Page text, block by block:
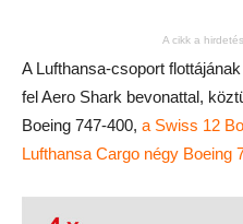
A cikk a
A Lufthansa-csoport
fel Aero Shark bevonattal,
Boeing 747-400, a Swiss 12
Lufthansa Cargo négy Boeing